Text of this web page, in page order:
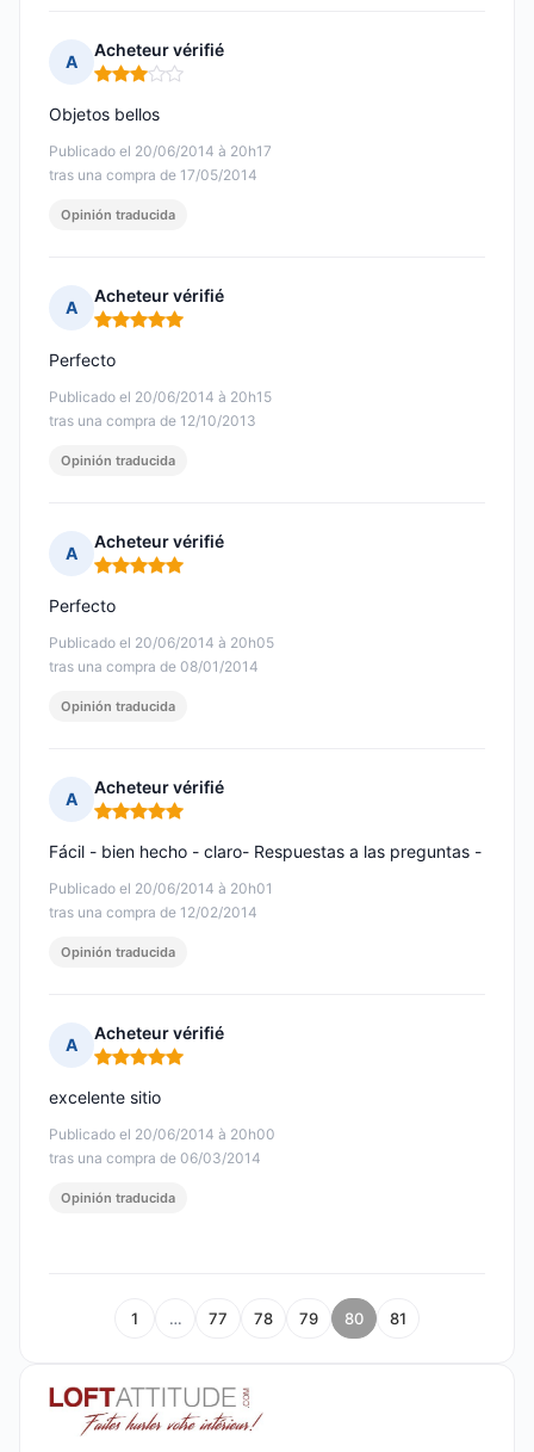
A
Acheteur vérifié
Nota: 3 de 5
Publicado el 20/06/2014 à 20h17
tras una compra de 17/05/2014
Objetos bellos
Opinión traducida
A
Acheteur vérifié
Nota: 5 de 5
Publicado el 20/06/2014 à 20h15
tras una compra de 12/10/2013
Perfecto
Opinión traducida
A
Acheteur vérifié
Nota: 5 de 5
Publicado el 20/06/2014 à 20h05
tras una compra de 08/01/2014
Perfecto
Opinión traducida
A
Acheteur vérifié
Nota: 5 de 5
Publicado el 20/06/2014 à 20h01
tras una compra de 12/02/2014
Fácil - bien hecho - claro- Respuestas a las preguntas -
Opinión traducida
A
Acheteur vérifié
Nota: 5 de 5
Publicado el 20/06/2014 à 20h00
tras una compra de 06/03/2014
excelente sitio
Opinión traducida
1 … 77 78 79 80 81